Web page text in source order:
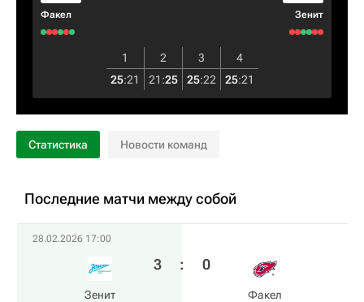
Факел Зенит
1 2 3
4
25:21 21 :25 25:22 25:21
Статистика Новости команд
Последние матчи между собой
28.02.2026 17:00
Зенит
3 : 0
Факел